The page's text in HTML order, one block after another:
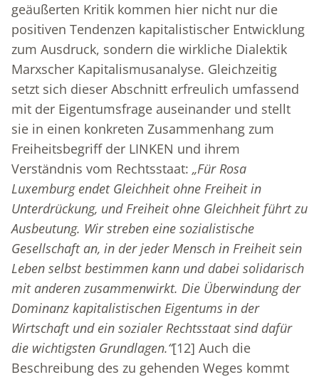
geäußerten Kritik kommen hier nicht nur die
positiven Tendenzen kapitalistischer Entwicklung
zum Ausdruck, sondern die wirkliche Dialektik
Marxscher Kapitalismusanalyse. Gleichzeitig
setzt sich dieser Abschnitt erfreulich umfassend
mit der Eigentumsfrage auseinander und stellt
sie in einen konkreten Zusammenhang zum
Freiheitsbegriff der LINKEN und ihrem
Verständnis vom Rechtsstaat: „Für Rosa
Luxemburg endet Gleichheit ohne Freiheit in
Unterdrückung, und Freiheit ohne Gleichheit führt zu
Ausbeutung. Wir streben eine sozialistische
Gesellschaft an, in der jeder Mensch in Freiheit sein
Leben selbst bestimmen kann und dabei solidarisch
mit anderen zusammenwirkt. Die Überwindung der
Dominanz kapitalistischen Eigentums in der
Wirtschaft und ein sozialer Rechtsstaat sind dafür
die wichtigsten Grundlagen.“[12] Auch die
Beschreibung des zu gehenden Weges kommt